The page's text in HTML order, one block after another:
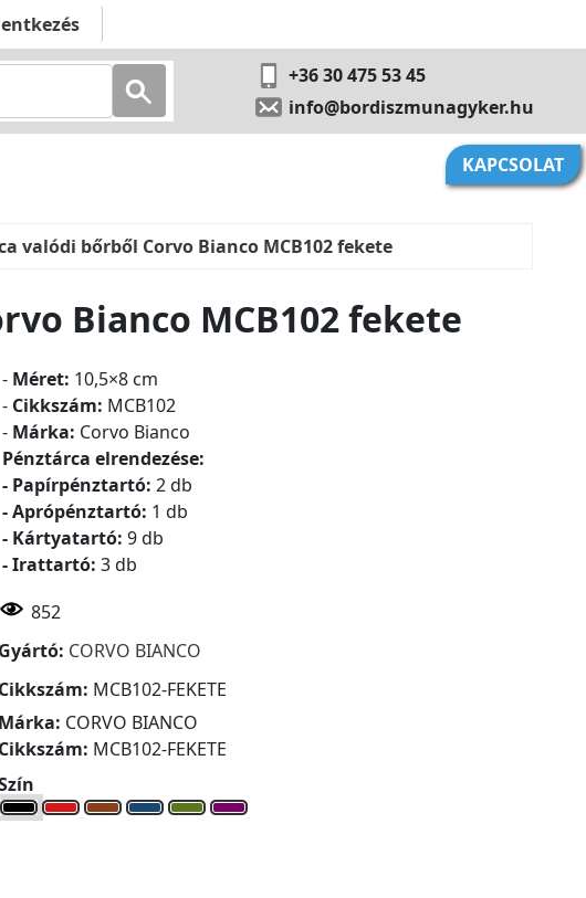
+36 30 475 53 45
info@bordiszmunagyker.hu
KAPCSOLAT
valódi bőrből Corvo Bianco MCB102 fekete
Bianco MCB102 fekete
- Méret: 10,5×8 cm
- Cikkszám: MCB102
- Márka: Corvo Bianco
Pénztárca elrendezése:
- Papírpénztartó: 2 db
- Aprópénztartó: 1 db
- Kártyatartó: 9 db
- Irattartó: 3 db
852
Gyártó: CORVO BIANCO
Cikkszám: MCB102-FEKETE
Márka: CORVO BIANCO
Cikkszám: MCB102-FEKETE